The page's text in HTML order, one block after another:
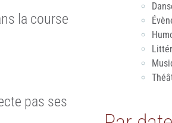
la course
pas ses